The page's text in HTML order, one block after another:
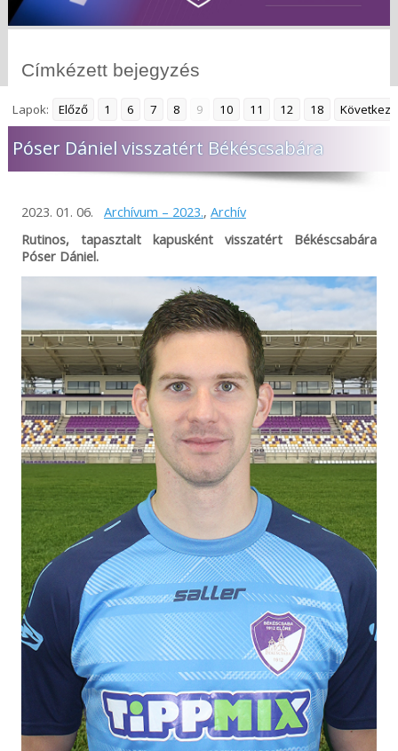
Címkézett bejegyzés
Lapok: Előző 1 6 7 8 9 10 11 12 18 Következő
Póser Dániel visszatért Békéscsabára
2023. 01. 06. Archívum – 2023., Archív
Rutinos, tapasztalt kapusként visszatért Békéscsabára
Póser Dániel.